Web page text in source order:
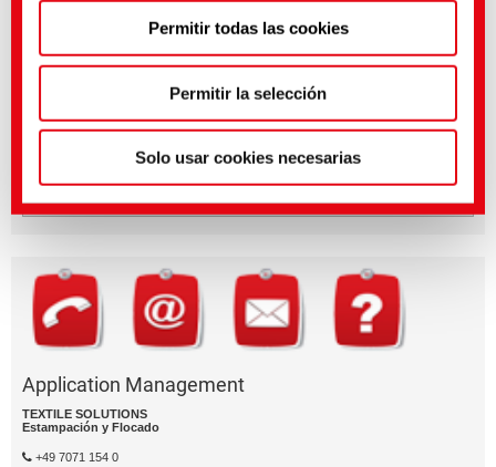
Puedes hacer ajustes más precisos aquí o en nuestra
política de privacidad.(Impresión)
Permitir todas las cookies
Permitir la selección
Solo usar cookies necesarias
¿Tienes preguntas sobre las caracterí­sticas o la aplicación del
producto?
Enví­e un email al segment de negocio relevante.
División empresarial
Application Management
TEXTILE SOLUTIONS
Estampación y Flocado
+49 7071 154 0